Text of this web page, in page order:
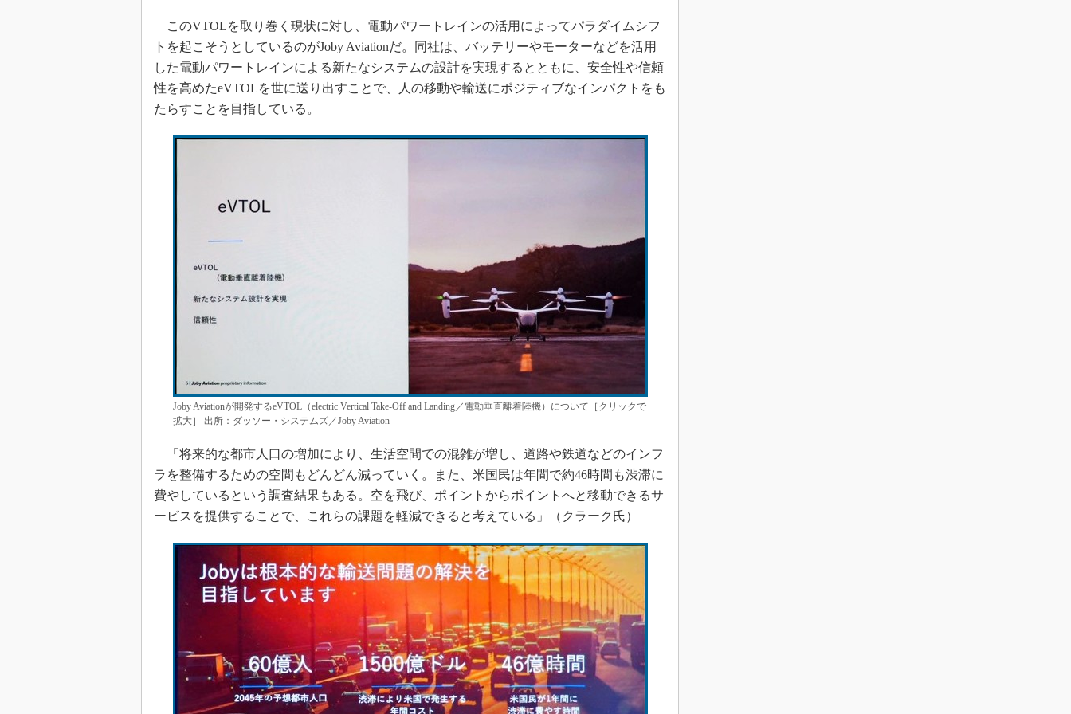
このVTOLを取り巻く現状に対し、電動パワートレインの活用によってパラダイムシフ
トを起こそうとしているのがJoby Aviationだ。同社は、バッテリーやモーターなどを活用
した電動パワートレインによる新たなシステムの設計を実現するとともに、安全性や信頼
性を高めたeVTOLを世に送り出すことで、人の移動や輸送にポジティブなインパクトをも
たらすことを目指している。
Joby Aviationが開発するeVTOL（electric Vertical Take-Off and Landing／電動垂直離着陸機）について［クリックで
拡大］ 出所：ダッソー・システムズ／Joby Aviation
「将来的な都市人口の増加により、生活空間での混雑が増し、道路や鉄道などのインフ
ラを整備するための空間もどんどん減っていく。また、米国民は年間で約46時間も渋滞に
費やしているという調査結果もある。空を飛び、ポイントからポイントへと移動できるサ
ービスを提供することで、これらの課題を軽減できると考えている」（クラーク氏）